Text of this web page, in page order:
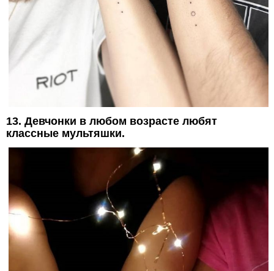
13. Девчонки в любом возрасте любят
классные мультяшки.